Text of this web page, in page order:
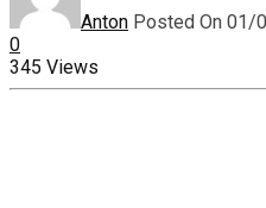
Anton Posted On 01/
0
345 Views